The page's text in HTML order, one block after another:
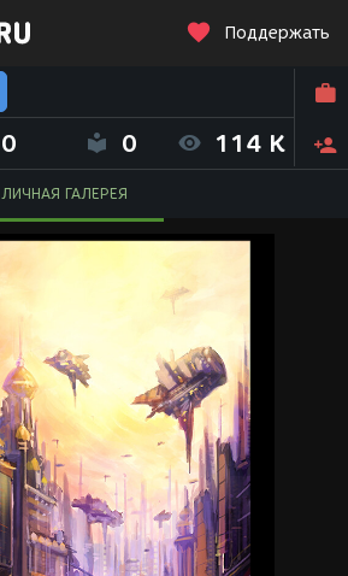
Поддержать
0 0 114 K
ЛИЧНАЯ ГАЛЕРЕЯ